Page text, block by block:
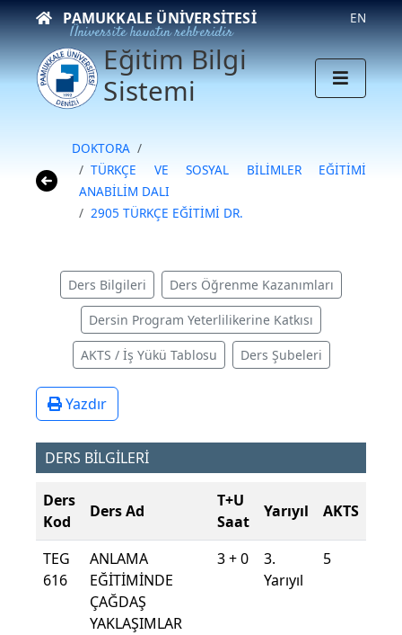
PAMUKKALE ÜNIVERSITESI
Üniversite hayatın rehberidir
EN
Eğitim Bilgi
Sistemi
DOKTORA
TÜRKÇE VE SOSYAL BİLİMLER EĞİTİMİ
ANABİLİM DALI
2905 TÜRKÇE EĞİTİMİ DR.
Ders Bilgileri Ders Öğrenme Kazanımları
Dersin Program Yeterlilikerine Katkısı
AKTS / İş Yükü Tablosu Ders Şubeleri
Yazdır
DERS BİLGİLERİ
Ders
Kod
Ders Ad
T+U
Saat
Yarıyıl AKTS
TEG
616
ANLAMA
EĞİTİMİNDE
ÇAĞDAŞ
YAKLAŞIMLAR
3 + 0
3.
Yarıyıl
5